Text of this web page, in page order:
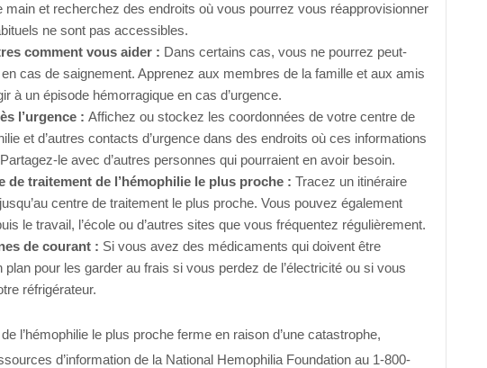
main et recherchez des endroits où vous pourrez vous réapprovisionner
ne sont pas accessibles.
comment vous aider : Dans certains cas, vous ne pourrez peut-
cas de saignement. Apprenez aux membres de la famille et aux amis
à un épisode hémorragique en cas d’urgence.
l’urgence : Affichez ou stockez les coordonnées de votre centre de
et d’autres contacts d’urgence dans des endroits où ces informations
le avec d’autres personnes qui pourraient en avoir besoin.
de traitement de l’hémophilie le plus proche : Tracez un itinéraire
centre de traitement le plus proche. Vous pouvez également
le travail, l’école ou d’autres sites que vous fréquentez régulièrement.
de courant : Si vous avez des médicaments qui doivent être
plan pour les garder au frais si vous perdez de l’électricité ou si vous
réfrigérateur.
l’hémophilie le plus proche ferme en raison d’une catastrophe,
d’information de la National Hemophilia Foundation au 1-800-